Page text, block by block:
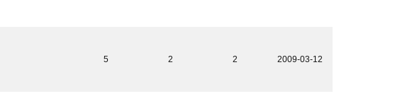
5
2 2 2009-03-12